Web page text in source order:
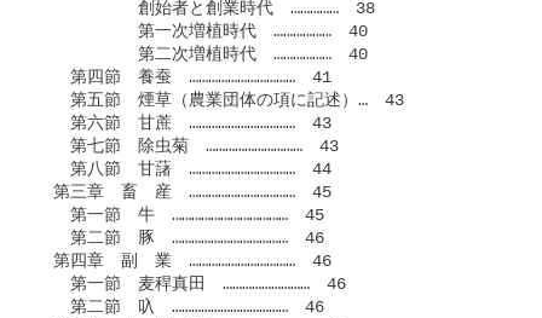
創始者と創業時代　……………　38
第一次増植時代　………………　40
第二次増植時代　………………　40
第四節　養蚕　……………………………　41
第五節　煙草（農業団体の項に記述）…　43
第六節　甘蔗　……………………………　43
第七節　除虫菊　…………………………　43
第八節　甘藷　……………………………　44
第三章　畜　産　……………………………　45
第一節　牛　………………………………　45
第二節　豚　………………………………　46
第四章　副　業　……………………………　46
第一節　麦稈真田　………………………　46
第二節　叺　………………………………　46